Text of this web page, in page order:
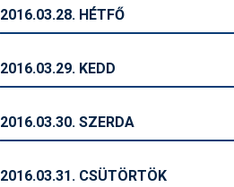
2016.03.28. HÉTFŐ
2016.03.29. KEDD
2016.03.30. SZERDA
2016.03.31. CSÜTÖRTÖK